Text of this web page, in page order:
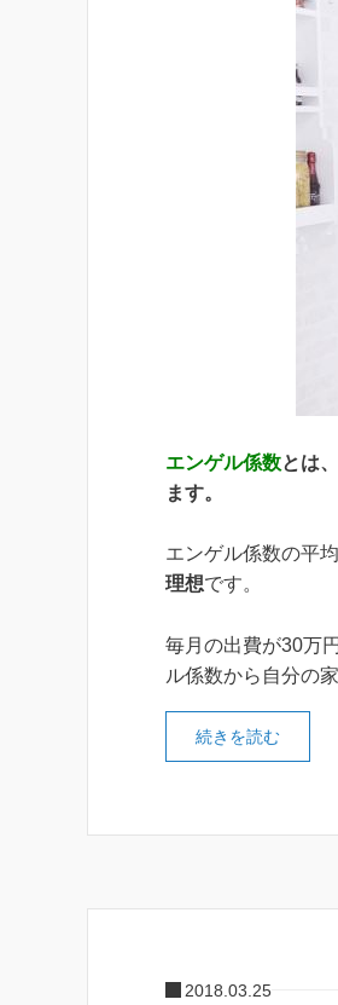
エンゲル係数とは
ます。
エンゲル係数の平
理想です。
毎月の出費が30万
ル係数から自分の
続きを読む
2018.03.25